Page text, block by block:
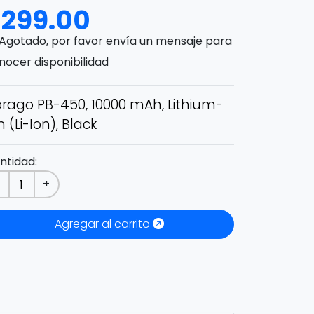
299.00
por favor envía un mensaje para
disponibilidad
PB-450, 10000 mAh, Lithium-
(Li-Ion), Black
+
Agregar al carrito